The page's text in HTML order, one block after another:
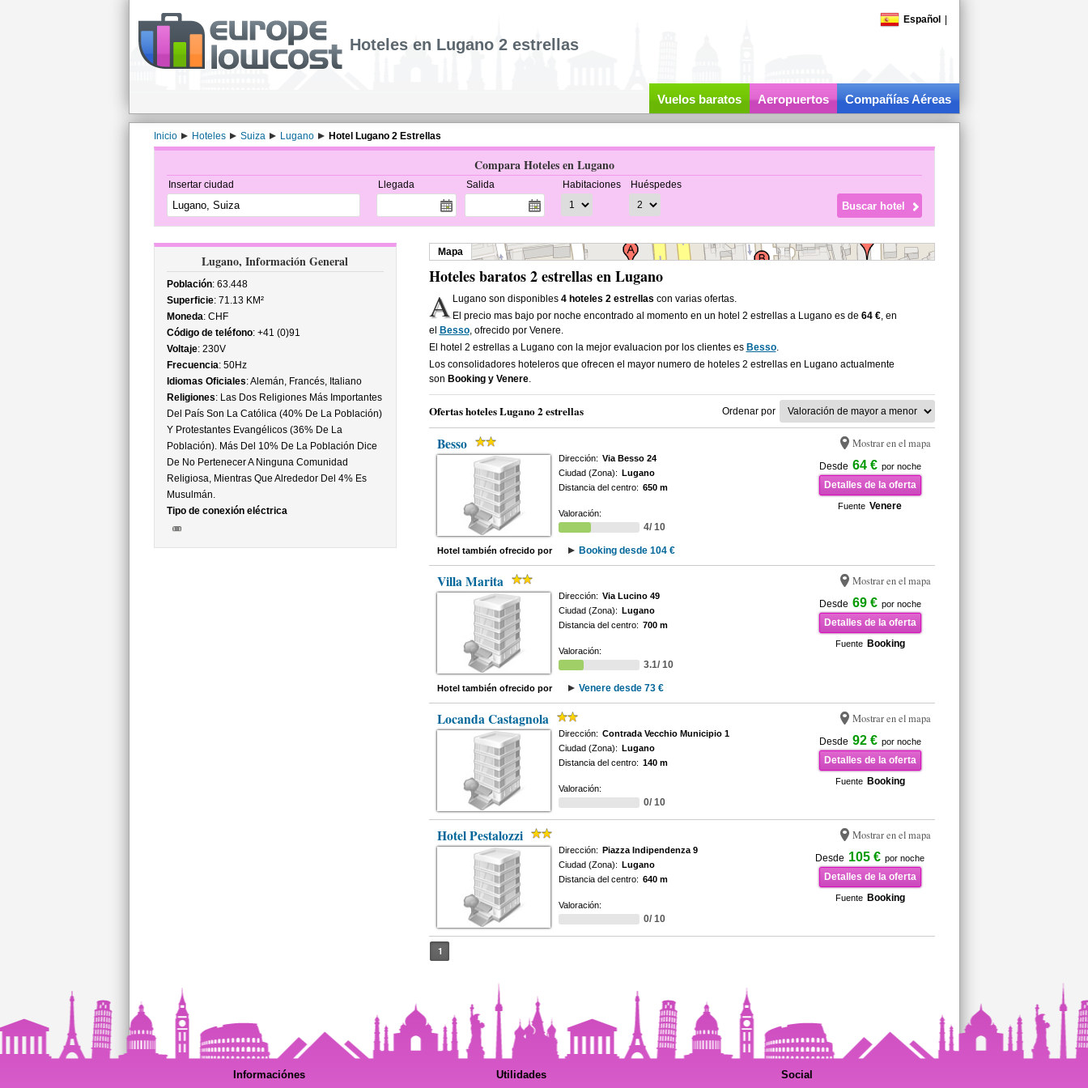
Español
Hoteles en Lugano 2 estrellas
Vuelos baratos Aeropuertos Compañías Aéreas
Inicio Hoteles Suiza Lugano Hotel Lugano 2 Estrellas
Compara Hoteles en Lugano
Insertar ciudad Llegada Salida Habitaciones Huéspedes
Lugano, Información General
Población: 63.448
Superficie: 71.13 KM²
Moneda: CHF
Código de teléfono: +41 (0)91
Voltaje: 230V
Frecuencia: 50Hz
Idiomas Oficiales: Alemán, Francés, Italiano
Religiones: Las Dos Religiones Más Importantes
Del País Son La Católica (40% De La Población)
Y Protestantes Evangélicos (36% De La
Población). Más Del 10% De La Población Dice
De No Pertenecer A Ninguna Comunidad
Religiosa, Mientras Que Alrededor Del 4% Es
Musulmán.
Tipo de conexión eléctrica
Mapa
Hoteles baratos 2 estrellas en Lugano
A Lugano son disponibles4 hoteles 2 estrellas con varias ofertas.
El precio mas bajo por noche encontrado al momento en un hotel 2 estrellas a Lugano es de64 €, en
el
Besso, ofrecido por Venere.
El hotel 2 estrellas a Lugano con la mejor evaluacion por los clientes es Besso.
Los consolidadores hoteleros que ofrecen el mayor numero de hoteles 2 estrellas en Lugano actualmente
son Booking y Venere.
Ofertas hoteles Lugano 2 estrellas Ordenar por
Besso Mostrar en el mapa
Desde 64 € por noche
Detalles de la oferta
Fuente Venere
Dirección: Via Besso 24
Ciudad (Zona): Lugano
Distancia del centro: 650 m
Valoración:
4/ 10
Hotel también ofrecido por Booking desde 104 €
Villa Marita Mostrar en el mapa
Desde 69 € por noche
Detalles de la oferta
Fuente Booking
Dirección: Via Lucino 49
Ciudad (Zona): Lugano
Distancia del centro: 700 m
Valoración:
3.1/ 10
Hotel también ofrecido por Venere desde 73 €
Locanda Castagnola Mostrar en el mapa
Desde 92 € por noche
Detalles de la oferta
Fuente Booking
Dirección: Contrada Vecchio Municipio 1
Ciudad (Zona): Lugano
Distancia del centro: 140 m
Valoración:
0/ 10
Hotel Pestalozzi Mostrar en el mapa
Desde 105 € por noche
Detalles de la oferta
Fuente Booking
Dirección: Piazza Indipendenza 9
Ciudad (Zona): Lugano
Distancia del centro: 640 m
Valoración:
0/ 10
1
Informaciónes Utilidades Social